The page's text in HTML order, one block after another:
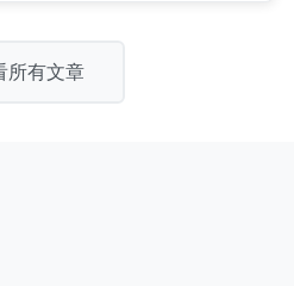
所有文章